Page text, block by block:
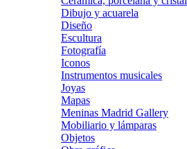
Dibujo y acuarela
Diseño
Escultura
Fotografía
Iconos
Instrumentos musicales
Joyas
Mapas
Meninas Madrid Gallery
Mobiliario y lámparas
Objetos